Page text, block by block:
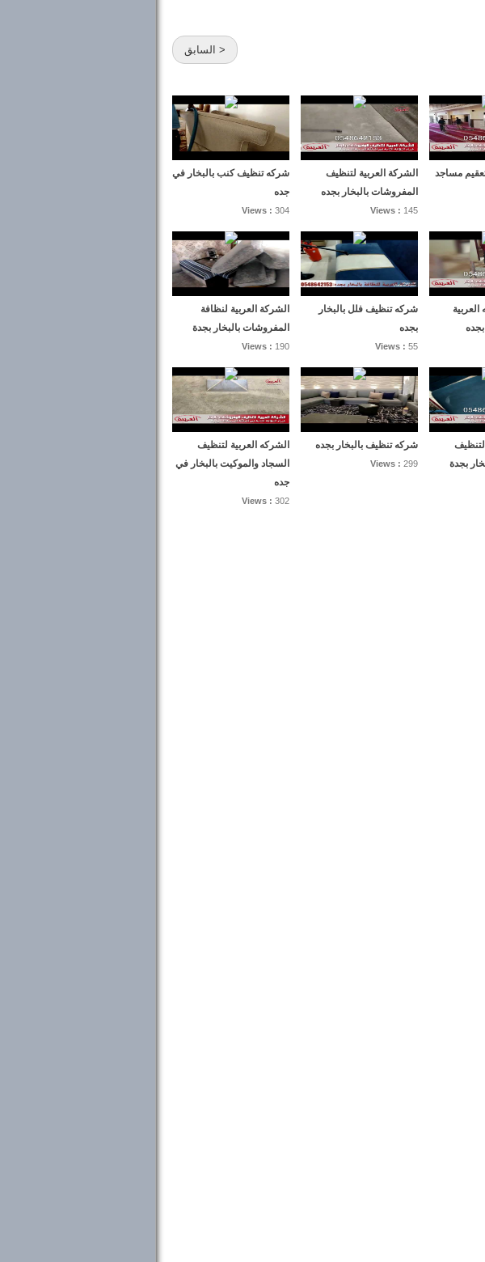
< السابق
شركه تنظيف كنب بالبخار في
جده
Views : 304
الشركة العربية لتنظيف
المفروشات بالبخار بجده
Views : 145
مساجد
الشركة العربية لنظافة
المفروشات بالبخار بجدة
Views : 190
شركه تنظيف فلل بالبخار
بجده
Views : 55
بجده
الشركه العربية لتنظيف
السجاد والموكيت بالبخار في
جده
Views : 302
شركه تنظيف بالبخار بجده
Views : 299
لتنظيف
بجدة